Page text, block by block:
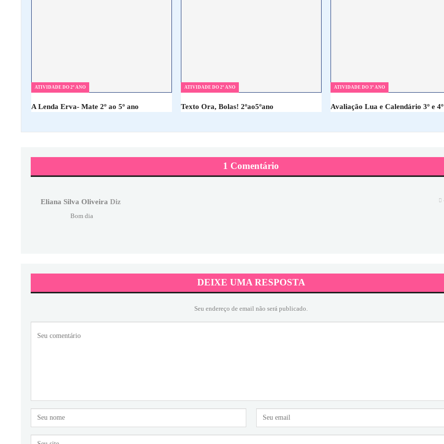
ATIVIDADE DO 2º ANO
A Lenda Erva- Mate 2º ao 5º ano
ATIVIDADE DO 2º ANO
Texto Ora, Bolas! 2ºao5ºano
ATIVIDADE DO 3º ANO
Avaliação Lua e Calendário 3º e
1 Comentário
Eliana Silva Oliveira Diz
Bom dia
DEIXE UMA RESPOSTA
Seu endereço de email não será publicado.